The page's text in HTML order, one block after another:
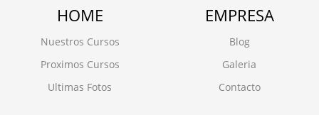
HOME
Nuestros Cursos
Proximos Cursos
Ultimas Fotos
EMPRESA
Blog
Galeria
Contacto